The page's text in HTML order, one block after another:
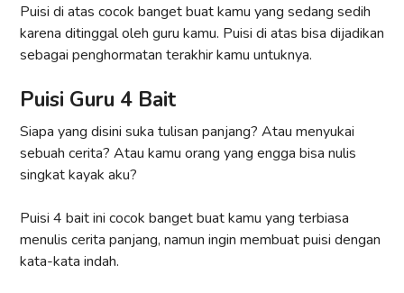
Puisi di atas cocok banget buat kamu yang sedang sedih
karena ditinggal oleh guru kamu. Puisi di atas bisa dijadikan
sebagai penghormatan terakhir kamu untuknya.
Puisi Guru 4 Bait
Siapa yang disini suka tulisan panjang? Atau menyukai
sebuah cerita? Atau kamu orang yang engga bisa nulis
singkat kayak aku?
Puisi 4 bait ini cocok banget buat kamu yang terbiasa
menulis cerita panjang, namun ingin membuat puisi dengan
kata-kata indah.